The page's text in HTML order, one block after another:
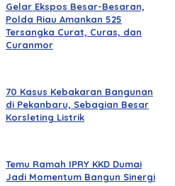
Gelar Ekspos Besar-Besaran,
Polda Riau Amankan 525
Tersangka Curat, Curas, dan
Curanmor
70 Kasus Kebakaran Bangunan
di Pekanbaru, Sebagian Besar
Korsleting Listrik
Temu Ramah IPRY KKD Dumai
Jadi Momentum Bangun Sinergi